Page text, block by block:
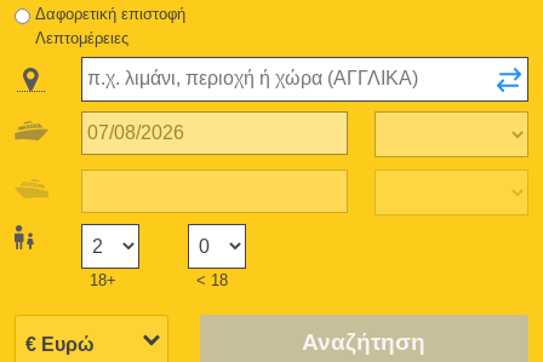
Δαφορετική επιστοφή
Λεπτομέρειες
18+ < 18
Αναζήτηση